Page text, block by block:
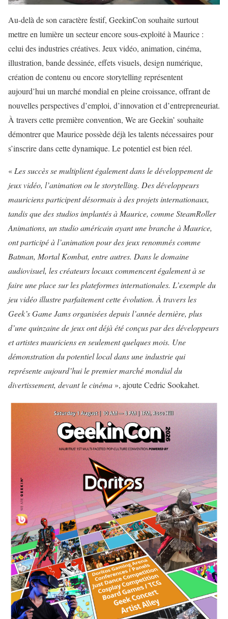
Au-delà de son caractère festif, GeekinCon souhaite surtout
mettre en lumière un secteur encore sous-exploité à Maurice :
celui des industries créatives. Jeux vidéo, animation, cinéma,
illustration, bande dessinée, effets visuels, design numérique,
création de contenu ou encore storytelling représentent
aujourd’hui un marché mondial en pleine croissance, offrant de
nouvelles perspectives d’emploi, d’innovation et d’entrepreneuriat.
À travers cette première convention, We are Geekin’ souhaite
démontrer que Maurice possède déjà les talents nécessaires pour
s’inscrire dans cette dynamique. Le potentiel est bien réel.
« Les succès se multiplient également dans le développement de
jeux vidéo, l’animation ou le storytelling. Des développeurs
mauriciens participent désormais à des projets internationaux,
tandis que des studios implantés à Maurice, comme SteamRoller
Animations, un studio américain ayant une branche à Maurice,
ont participé à l’animation pour des jeux renommés comme
Batman, Mortal Kombat, entre autres. Dans le domaine
audiovisuel, les créateurs locaux commencent également à se
faire une place sur les plateformes internationales. L’exemple du
jeu vidéo illustre parfaitement cette évolution. À travers les
Geek’s Game Jams organisées depuis l’année dernière, plus
d’une quinzaine de jeux ont déjà été conçus par des développeurs
et artistes mauriciens en seulement quelques mois. Une
démonstration du potentiel local dans une industrie qui
représente aujourd’hui le premier marché mondial du
divertissement, devant le cinéma », ajoute Cedric Sookahet.